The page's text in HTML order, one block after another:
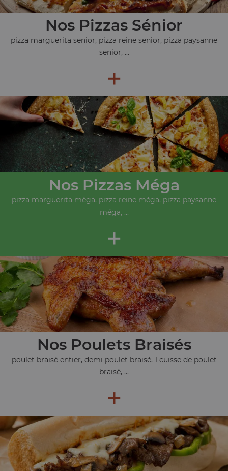
Nos Pizzas Sénior
pizza marguerita senior, pizza reine senior, pizza paysanne
senior, ...
+
Nos Pizzas Méga
pizza marguerita méga, pizza reine méga, pizza paysanne
méga, ...
+
Nos Poulets Braisés
poulet braisé entier, demi poulet braisé, 1 cuisse de poulet
braisé, ...
+